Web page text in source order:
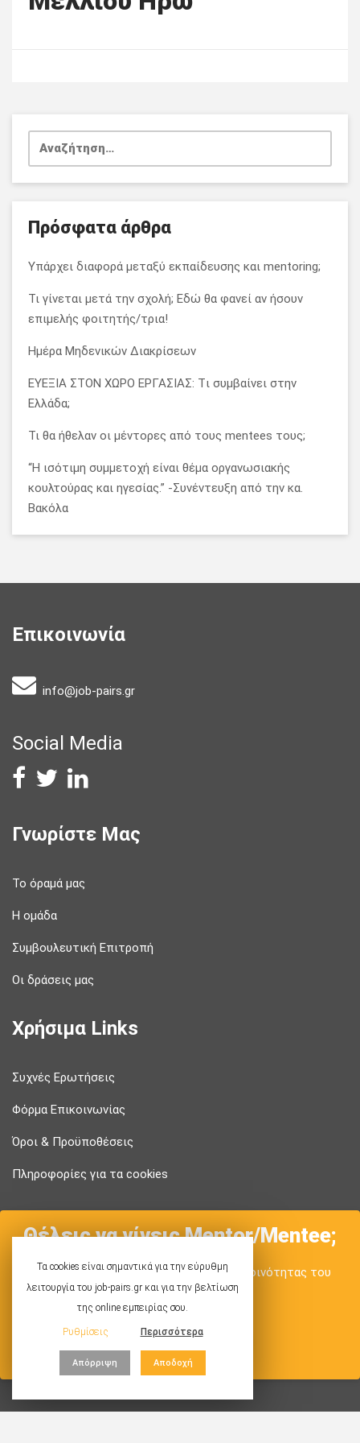
Αναζήτηση
Πρόσφατα άρθρα
Υπάρχει διαφορά μεταξύ εκπαίδευσης και mentoring;
Τι γίνεται μετά την σχολή; Εδώ θα φανεί αν ήσουν
επιμελής φοιτητής/τρια!
Ημέρα Μηδενικών Διακρίσεων
ΕΥΕΞΙΑ ΣΤΟΝ ΧΩΡΟ ΕΡΓΑΣΙΑΣ: Tι συμβαίνει στην
Ελλάδα;
Τι θα ήθελαν οι μέντορες από τους mentees τους;
“Η ισότιμη συμμετοχή είναι θέμα οργανωσιακής
κουλτούρας και ηγεσίας.” -Συνέντευξη από την κα.
Βακόλα
Επικοινωνία
info@job-pairs.gr
Social Media
Γνωρίστε Μας
Το όραμά μας
Η ομάδα
Συμβουλευτική Επιτροπή
Οι δράσεις μας
Χρήσιμα Links
Συχνές Ερωτήσεις
Φόρμα Επικοινωνίας
Όροι & Προϋποθέσεις
Πληροφορίες για τα cookies
Θέλεις να γίνεις Mentor/Mentee;
Θα χαρούμε να είσαι το νέο μέλος της κοινότητας του
Job-Pairs!
Στείλε αίτηση
Τα cookies είναι σημαντικά για την εύρυθμη
λειτουργία του job-pairs.gr και για την βελτίωση
της online εμπειρίας σου.
Ρυθμίσεις Περισσότερα
Απόρριψη Αποδοχή